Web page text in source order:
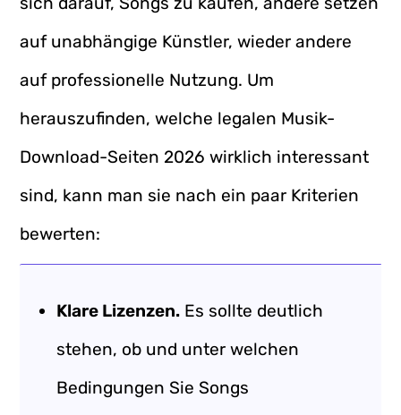
auf unabhängige Künstler, wieder andere
auf professionelle Nutzung. Um
herauszufinden, welche legalen Musik-
Download-Seiten 2026 wirklich interessant
sind, kann man sie nach ein paar Kriterien
bewerten:
Klare Lizenzen. Es sollte deutlich
stehen, ob und unter welchen
Bedingungen Sie Songs